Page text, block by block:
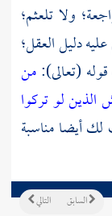
ولا تلعثم؛
دليل العقل؛
(تعالى):من
لو تركوا
أيضا مناسبة
التالي السابق